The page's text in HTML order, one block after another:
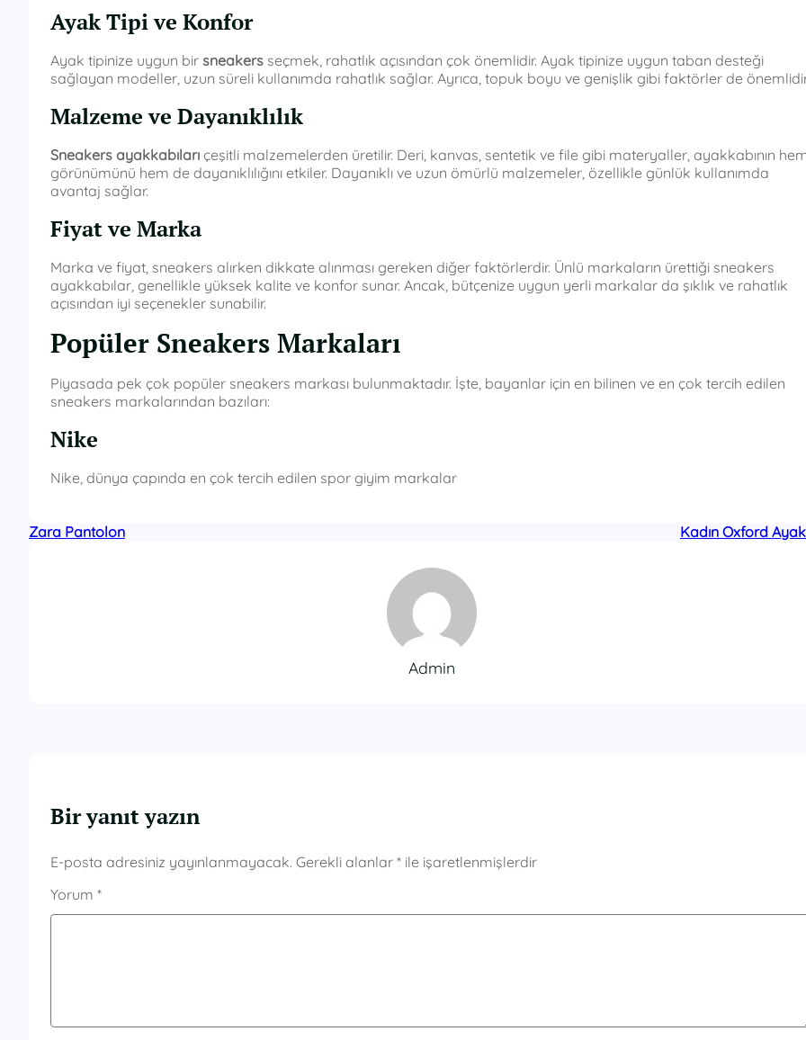
Ayak Tipi ve Konfor
Ayak tipinize uygun bir sneakers seçmek, rahatlık açısından çok önemlidir. Ayak tipinize uygun taban desteği
sağlayan modeller, uzun süreli kullanımda rahatlık sağlar. Ayrıca, topuk boyu ve genişlik gibi faktörler de
Malzeme ve Dayanıklılık
Sneakers ayakkabıları çeşitli malzemelerden üretilir. Deri, kanvas, sentetik ve file gibi materyaller, ayakkabının
görünümünü hem de dayanıklılığını etkiler. Dayanıklı ve uzun ömürlü malzemeler, özellikle günlük kullanımda
avantaj sağlar.
Fiyat ve Marka
Marka ve fiyat, sneakers alırken dikkate alınması gereken diğer faktörlerdir. Ünlü markaların ürettiği sneakers
ayakkabılar, genellikle yüksek kalite ve konfor sunar. Ancak, bütçenize uygun yerli markalar da şıklık ve rahatlık
açısından iyi seçenekler sunabilir.
Popüler Sneakers Markaları
Piyasada pek çok popüler sneakers markası bulunmaktadır. İşte, bayanlar için en bilinen ve en çok tercih edilen
sneakers markalarından bazıları:
Nike
Nike, dünya çapında en çok tercih edilen spor giyim markalar
Zara Pantolon Kadın Oxford
Admin
Bir yanıt yazın
E-posta adresiniz yayınlanmayacak. Gerekli alanlar * ile işaretlenmişlerdir
Yorum *